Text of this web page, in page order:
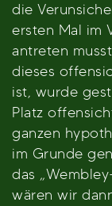
die
ersten Mal im
antreten
dieses
ist, wurde
Platz
ganzen
im Grunde
das
wären wir